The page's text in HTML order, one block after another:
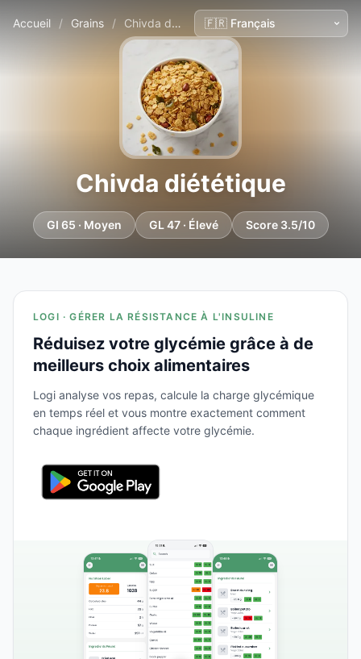
Accueil / Grains / Chivda diététique
Chivda diététique
GI 65 · Moyen GL 47 · Élevé Score 3.5/10
LOGI · GÉRER LA RÉSISTANCE À L'INSULINE
Réduisez votre glycémie grâce à de
meilleurs choix alimentaires
Logi analyse vos repas, calcule la charge glycémique
en temps réel et vous montre exactement comment
chaque ingrédient affecte votre glycémie.